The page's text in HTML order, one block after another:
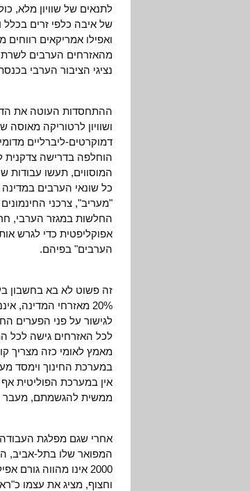
לתנאים של שוויון מלא,
של איבה כלפי זרים בכלל
ואפילו אמריקאים
מהאזרחים הערבים לשרת
נציגי הציבור הערבי
ההתחסדות העוטה את
ושוויון לרטוריקה
דמוקרטים-ליברליים
הוחלפה בדרישה צדקנית
המוסווים, תעשו עבודות
כל שונאי הערבים
"מעריב", צרכני
החלשות במגזר הערבי,
אפוקליפטית כדי לגרש
הערבים" בפיהם.
זה פשוט לא בא בחשבון
20% מאזרחי
לגישור על פני הפערים
לכל האזרחים גישה לכל
מאמץ לאומי כזה מצריך
במערכת החינוך וימסד
אין במערכת הפוליטית
ממשית להגשמתם, מעבר
אחרי שגם מפלגת
המפואר שלו בתל-אביב,
2000 אינו מהווה
וחצוף, מציג את עצמו